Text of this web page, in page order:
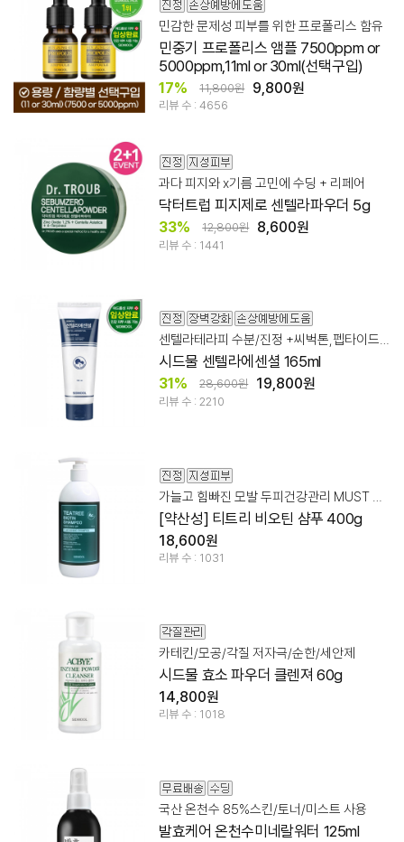
민감한 문제성 피부를 위한 프로폴리스 함유
민중기 프로폴리스 앰플 7500ppm or
5000ppm,11ml or 30ml(선택구입)
17% 11,800원 9,800원
리뷰 수 : 4656
과다 피지와 x기름 고민에 수딩 + 리페어
닥터트럽 피지제로 센텔라파우더 5g
33% 12,800원 8,600원
리뷰 수 : 1441
센텔라테라피 수분/진정 +씨벅톤,펩타이드적용
시드물 센텔라에센셜 165ml
31% 28,600원 19,800원
리뷰 수 : 2210
가늘고 힘빠진 모발 두피건강관리 MUST HAVE!
[약산성] 티트리 비오틴 샴푸 400g
18,600원
리뷰 수 : 1031
카테킨/모공/각질 저자극/순한/세안제
시드물 효소 파우더 클렌져 60g
14,800원
리뷰 수 : 1018
국산 온천수 85%스킨/토너/미스트 사용
발효케어 온천수미네랄워터 125ml